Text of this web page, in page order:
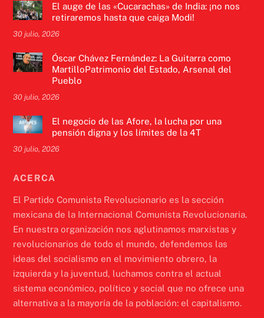
El auge de las «Cucarachas» de India: ¡no nos
retiraremos hasta que caiga Modi!
30 julio, 2026
Óscar Chávez Fernández: La Guitarra como
MartilloPatrimonio del Estado, Arsenal del
Pueblo
30 julio, 2026
El negocio de las Afore, la lucha por una
pensión digna y los límites de la 4T
30 julio, 2026
ACERCA
El Partido Comunista Revolucionario es la sección
mexicana de la Internacional Comunista Revolucionaria.
En nuestra organización nos aglutinamos marxistas y
revolucionarios de todo el mundo, defendemos las
ideas del socialismo en el movimiento obrero, la
izquierda y la juventud, luchamos contra el actual
sistema económico, político y social que no ofrece una
alternativa a la mayoría de la población: el capitalismo.